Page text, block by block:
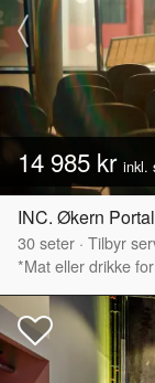
14 985 kr inkl.
INC. Økern
30seter · Tilbyr
*Mat eller drikke